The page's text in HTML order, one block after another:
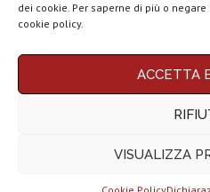
dei cookie. Per saperne di più o
cookie policy.
ACCETTA
VISUALIZZA
Chi siamo Contatti
Questo blog non rappresenta una testata
Affiliazione Amazon EU, un
Tech4Dummies riceve un
Motorola rinnova
per intenditori...
NexPhone è il
smartphone con...